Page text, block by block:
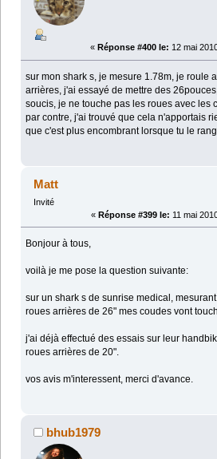
« Réponse #400 le: 12 mai
sur mon shark s, je mesure 1.78m, je roule
arrières, j'ai essayé de mettre des
soucis, je ne touche pas les roues avec les
par contre, j'ai trouvé que cela n'apportais
que c'est plus encombrant lorsque tu le
Matt
Invité
« Réponse #399 le: 11 mai
Bonjour à tous,
voilà je me pose la question suivante:
sur un shark s de sunrise medical,
roues arrières de 26" mes coudes vont
j'ai déjà effectué des essais sur leur
roues arrières de 20".
vos avis m'interessent, merci d'avance.
bhub1979